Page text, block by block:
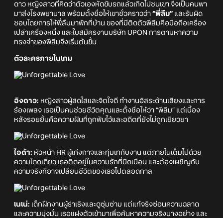
ดาว หญิงสาวที่คิดว่าตัวเองหัดขับรถแล้วเกิดไปชนเขา จึงเป็นคนพา
มาส่งโรงพยาบาล พร้อมตั้งชื่อให้เขาชั่วคราวว่า “พี่ลืม” และรับผิด
ชอบโดยการให้พี่ลืมมาพักที่บ้าน ของที่มีติดตัวพี่ลืมคือมือถือเครื่อง
เปล่าเครื่องหนึ่ง และใบสมัครงานบริษัท UPON การตามหาความ
ทรงจำของพี่ลืมจึงเริ่มต้นขึ้น
ตัวละครภายในเกม
อิงดาว: หญิงสาวผู้สดใสและจิตใจดี ทำงานอิสระด้านเสียงและการ
ร้องเพลง เธอเป็นคนช่วยชีวิตคุณและตั้งชื่อให้ว่า “พี่ลืม” แต่เบื้อง
หลังรอยยิ้มคือความฝันที่ถูกพับไว้และอดีตที่ยังไม่ถูกเยียวยา
ไอด้า: หัวหน้า HR ผู้เก่งกาจและทุ่มเทกับงาน แต่ภายในเต็มไปด้วย
ความโดดเดี่ยว เธอติดอยู่ในความรักที่บิดเบือน และต้องเผชิญกับ
ความจริงที่อาจเปลี่ยนชีวิตของเธอไปตลอดกาล
เนเน่: เด็กฝึกงานผู้ร่าเริงและดูซุ่มซ่าม แต่แท้จริงซ่อนความฉลาด
และความมุ่งมั่น เธอแฝงตัวเข้ามาเพื่อค้นหาความจริงบางอย่าง และ